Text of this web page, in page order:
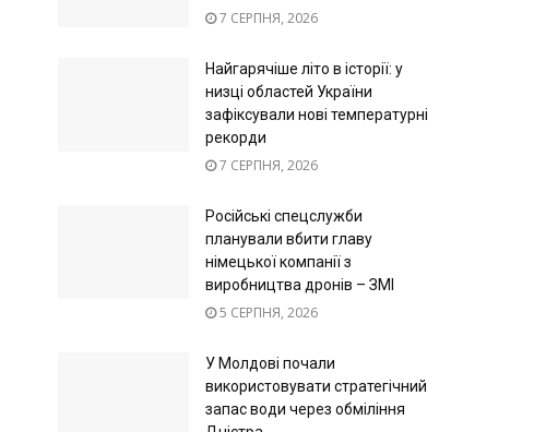
7 СЕРПНЯ, 2026
Найгарячіше літо в історії: у
низці областей України
зафіксували нові температурні
рекорди
7 СЕРПНЯ, 2026
Російські спецслужби
планували вбити главу
німецької компанії з
виробництва дронів – ЗМІ
5 СЕРПНЯ, 2026
У Молдові почали
використовувати стратегічний
запас води через обміління